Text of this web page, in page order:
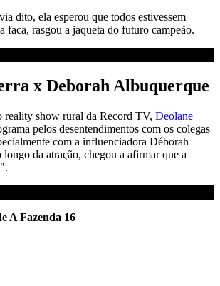
dito, ela esperou que todos estivessem
faca, rasgou a jaqueta do futuro campeão.
x Deborah Albuquerque
reality show rural da Record TV, Deolane
pelos desentendimentos com os colegas
com a influenciadora Déborah
da atração, chegou a afirmar que a
A Fazenda 16